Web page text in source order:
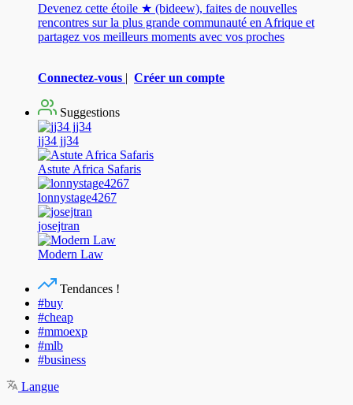
Devenez cette étoile ★ (bideew), faites de nouvelles
rencontres sur la plus grande communauté en Afrique et
partagez vos meilleurs moments avec vos proches
Connectez-vous | Créer un compte
Suggestions
jj34 jj34
Astute Africa Safaris
lonnystage4267
josejtran
Modern Law
Tendances !
#buy
#cheap
#mmoexp
#mlb
#business
Langue